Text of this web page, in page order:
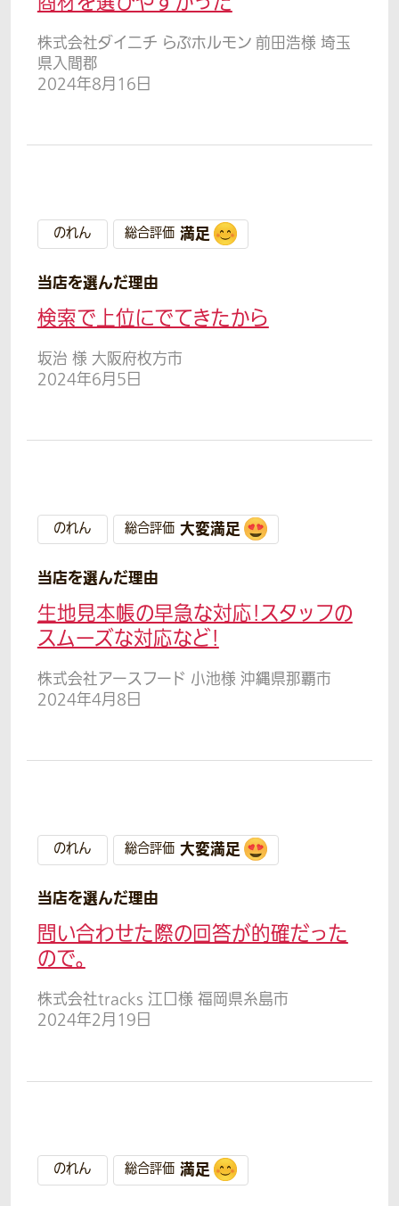
株式会社ダイニチ らぶホルモン 前田浩様 埼玉
県入間郡
2024年8月16日
のれん 総合評価 満足
当店を選んだ理由
検索で上位にでてきたから
坂治 様 大阪府枚方市
2024年6月5日
のれん 総合評価 大変満足
当店を選んだ理由
生地見本帳の早急な対応!スタッフの
スムーズな対応など!
株式会社アースフード 小池様 沖縄県那覇市
2024年4月8日
のれん 総合評価 大変満足
当店を選んだ理由
問い合わせた際の回答が的確だった
ので。
株式会社tracks 江口様 福岡県糸島市
2024年2月19日
のれん 総合評価 満足